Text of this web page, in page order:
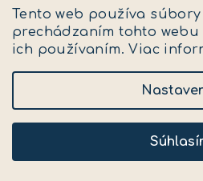
Tento web používa súbory
prechádzaním tohto
ich používaním. Viac
4M svietiace
✅ Skladom